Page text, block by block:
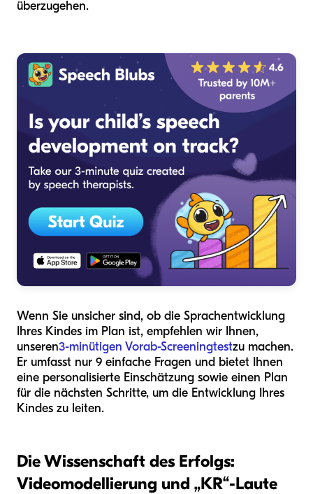
überzugehen.
Wenn Sie unsicher sind, ob die Sprachentwicklung
Ihres Kindes im Plan ist, empfehlen wir Ihnen,
unseren3-minütigen Vorab-Screeningtestzu machen.
Er umfasst nur 9 einfache Fragen und bietet Ihnen
eine personalisierte Einschätzung sowie einen Plan
für die nächsten Schritte, um die Entwicklung Ihres
Kindes zu leiten.
Die Wissenschaft des Erfolgs:
Videomodellierung und „KR“-Laute